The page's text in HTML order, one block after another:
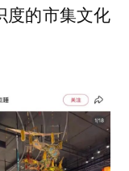
度的市集文化